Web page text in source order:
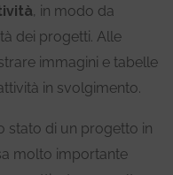
, in modo da
dei progetti. Alle
immagini e tabelle
in svolgimento.
stato di un progetto in
molto importante